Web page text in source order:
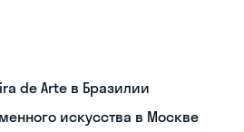
de Arte в Бразилии
искусства в Москве